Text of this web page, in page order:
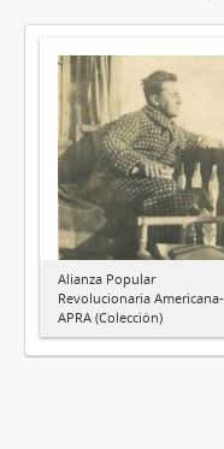
Alianza Popular
Revolucionaria Americana-
APRA (Colección)